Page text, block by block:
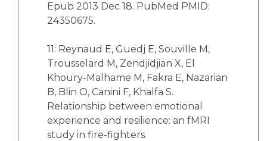
Epub 2013 Dec 18. PubMed PMID:
24350675.
11: Reynaud E, Guedj E, Souville M,
Trousselard M, Zendjidjian X, El
Khoury-Malhame M, Fakra E, Nazarian
B, Blin O, Canini F, Khalfa S.
Relationship between emotional
experience and resilience: an fMRI
study in fire-fighters.